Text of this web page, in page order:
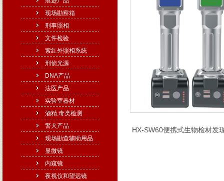
现场勘察箱
刑事照相
文件检验
紫红外照相系统
刑侦光源
DNA产品
法医产品
实验室器材
酒精,毒类检测
警犬产品
现场勘查辅助用品
显微镜
内窥镜
夜视仪和望远镜
HX-SW60便携式生物检材发